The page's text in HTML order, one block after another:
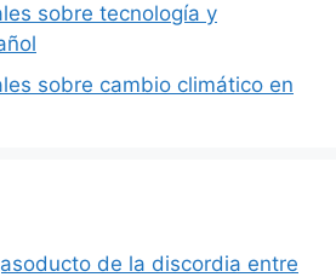
sobre tecnología y
sobre cambio climático en
de la discordia entre